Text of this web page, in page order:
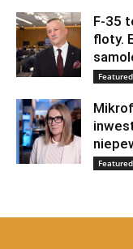
F-35
floty.
Featured
Featured